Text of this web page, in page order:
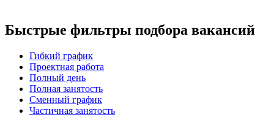
Быстрые фильтры подбора вакансий
Гибкий график
Проектная работа
Полный день
Полная занятость
Сменный график
Частичная занятость